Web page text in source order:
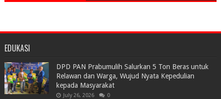
EDUKASI
DPD PAN Prabumulih Salurkan 5 Ton Beras untuk
Relawan dan Warga, Wujud Nyata Kepedulian
kepada Masyarakat
July 26, 2026 0